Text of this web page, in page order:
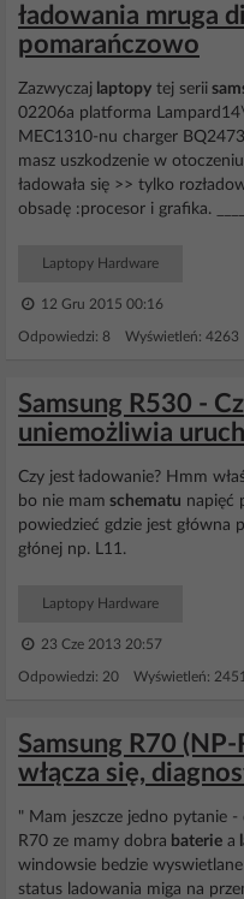
ładowania mruga
pomarańczowo
Zazwyczaj laptopy tej serii
02206a platforma
MEC1310-nu charger
masz uszkodzenie w
ładowała się >> tylko
obsadę :procesor i grafika.
Laptopy Hardware
12 Gru 2015 00:16
Odpowiedzi: 8 Wyświetleń: 4263
Samsung R530 -
uniemożliwia
Czy jest ładowanie? Hmm
bo nie mam schematu napięć
powiedzieć gdzie jest główna
głónej np. L11.
Laptopy Hardware
23 Cze 2013 20:57
Odpowiedzi: 20 Wyświetleń: 2451
Samsung R70
włącza się,
" Mam jeszcze jedno pytanie
R70 ze mamy dobra baterie a
windowsie bedzie
status ladowania miga na